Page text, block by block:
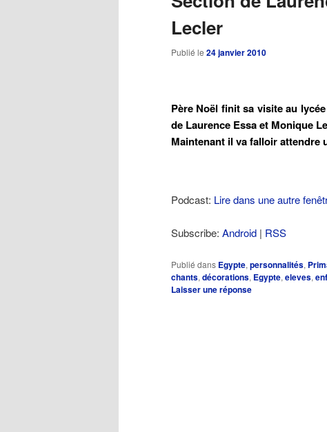
Lecler
Publié le 24 janvier 2010
Père Noël finit sa visite au
de Laurence Essa et Monique
Maintenant il va falloir attendre
Podcast: Lire dans une autre
Subscribe: Android | RSS
Publié dans Egypte, personnalités,
chants, décorations, Egypte, eleves,
Laisser une réponse